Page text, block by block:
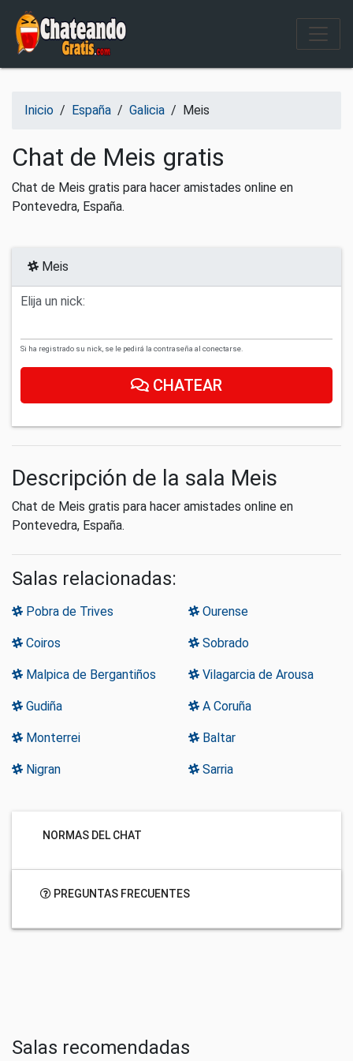
Salir del contenido
Inicio / España / Galicia / Meis
Chat de Meis gratis
Chat de Meis gratis para hacer amistades online en
Pontevedra, España.
Meis
Elija un nick:
Si ha registrado su nick, se le pedirá la contraseña al conectarse.
CHATEAR
Descripción de la sala Meis
Chat de Meis gratis para hacer amistades online en
Pontevedra, España.
Salas relacionadas:
Pobra de Trives Ourense
Coiros Sobrado
Malpica de Bergantiños Vilagarcia de Arousa
Gudiña A Coruña
Monterrei Baltar
Nigran Sarria
NORMAS DEL CHAT
PREGUNTAS FRECUENTES
Salas recomendadas